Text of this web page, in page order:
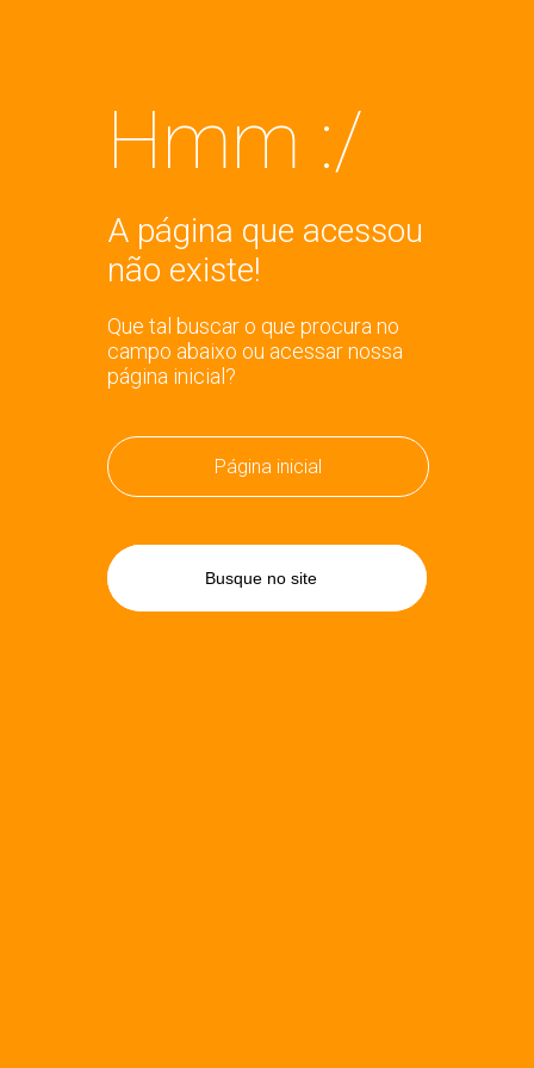
Hmm :/
A página que acessou
não existe!
Que tal buscar o que procura no
campo abaixo ou acessar nossa
página inicial?
Página inicial